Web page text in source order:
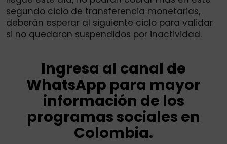
segundo ciclo de transferencia monetarias,
deberán esperar al siguiente ciclo para validar
si no quedaron suspendidos por inactividad.
Ingresa al canal de
WhatsApp para mayor
información de los
programas sociales en
Colombia.